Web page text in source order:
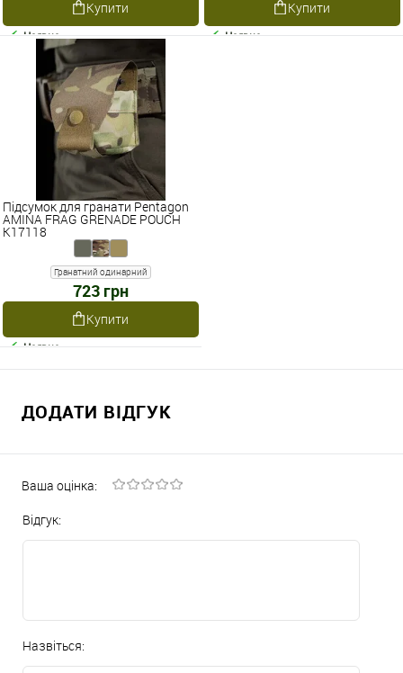
Купити
Наявне
Купити
Наявне
Підсумок для гранати Pentagon
AMINA FRAG GRENADE POUCH
K17118
Гранатний одинарний
723 грн
Купити
Наявне
ДОДАТИ ВІДГУК
Ваша оцінка:
Відгук:
Назвіться: